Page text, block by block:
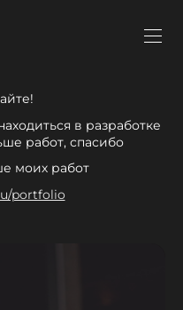
в разработке
работ, спасибо
моих работ
portfolio